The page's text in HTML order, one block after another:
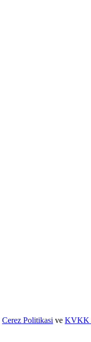
Cerez Politikasi ve KVKK